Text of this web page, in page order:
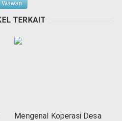
Wawan
TERKAIT
Mengenal Koperasi Desa